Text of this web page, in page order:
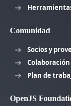
Comunidad
Socios y
Colaboración
Plan de
OpenJS